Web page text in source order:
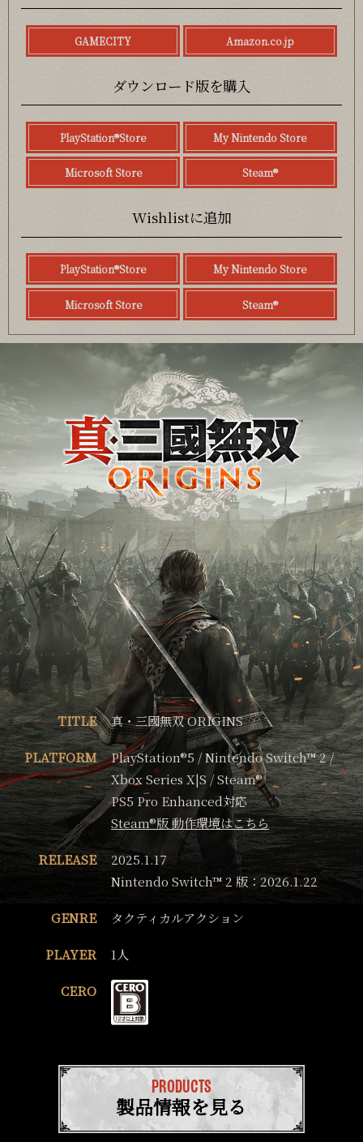
GAMECITY Amazon.co.jp
ダウンロード版を購入
PlayStation®Store My Nintendo Store
Microsoft Store Steam®
Wishlistに追加
PlayStation®Store My Nintendo Store
Microsoft Store Steam®
TITLE 真・三國無双 ORIGINS
PLATFORM
PlayStation®5 / Nintendo Switch™ 2 /
Xbox Series X|S / Steam®
PS5 Pro Enhanced対応
Steam®版 動作環境はこちら
RELEASE
2025.1.17
Nintendo Switch™ 2 版：2026.1.22
GENRE タクティカルアクション
PLAYER 1人
CERO
PRODUCTS
製品情報を見る